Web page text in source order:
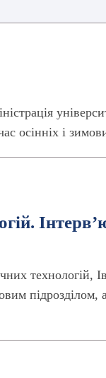
осінніх і
технологій,
підрозділом,